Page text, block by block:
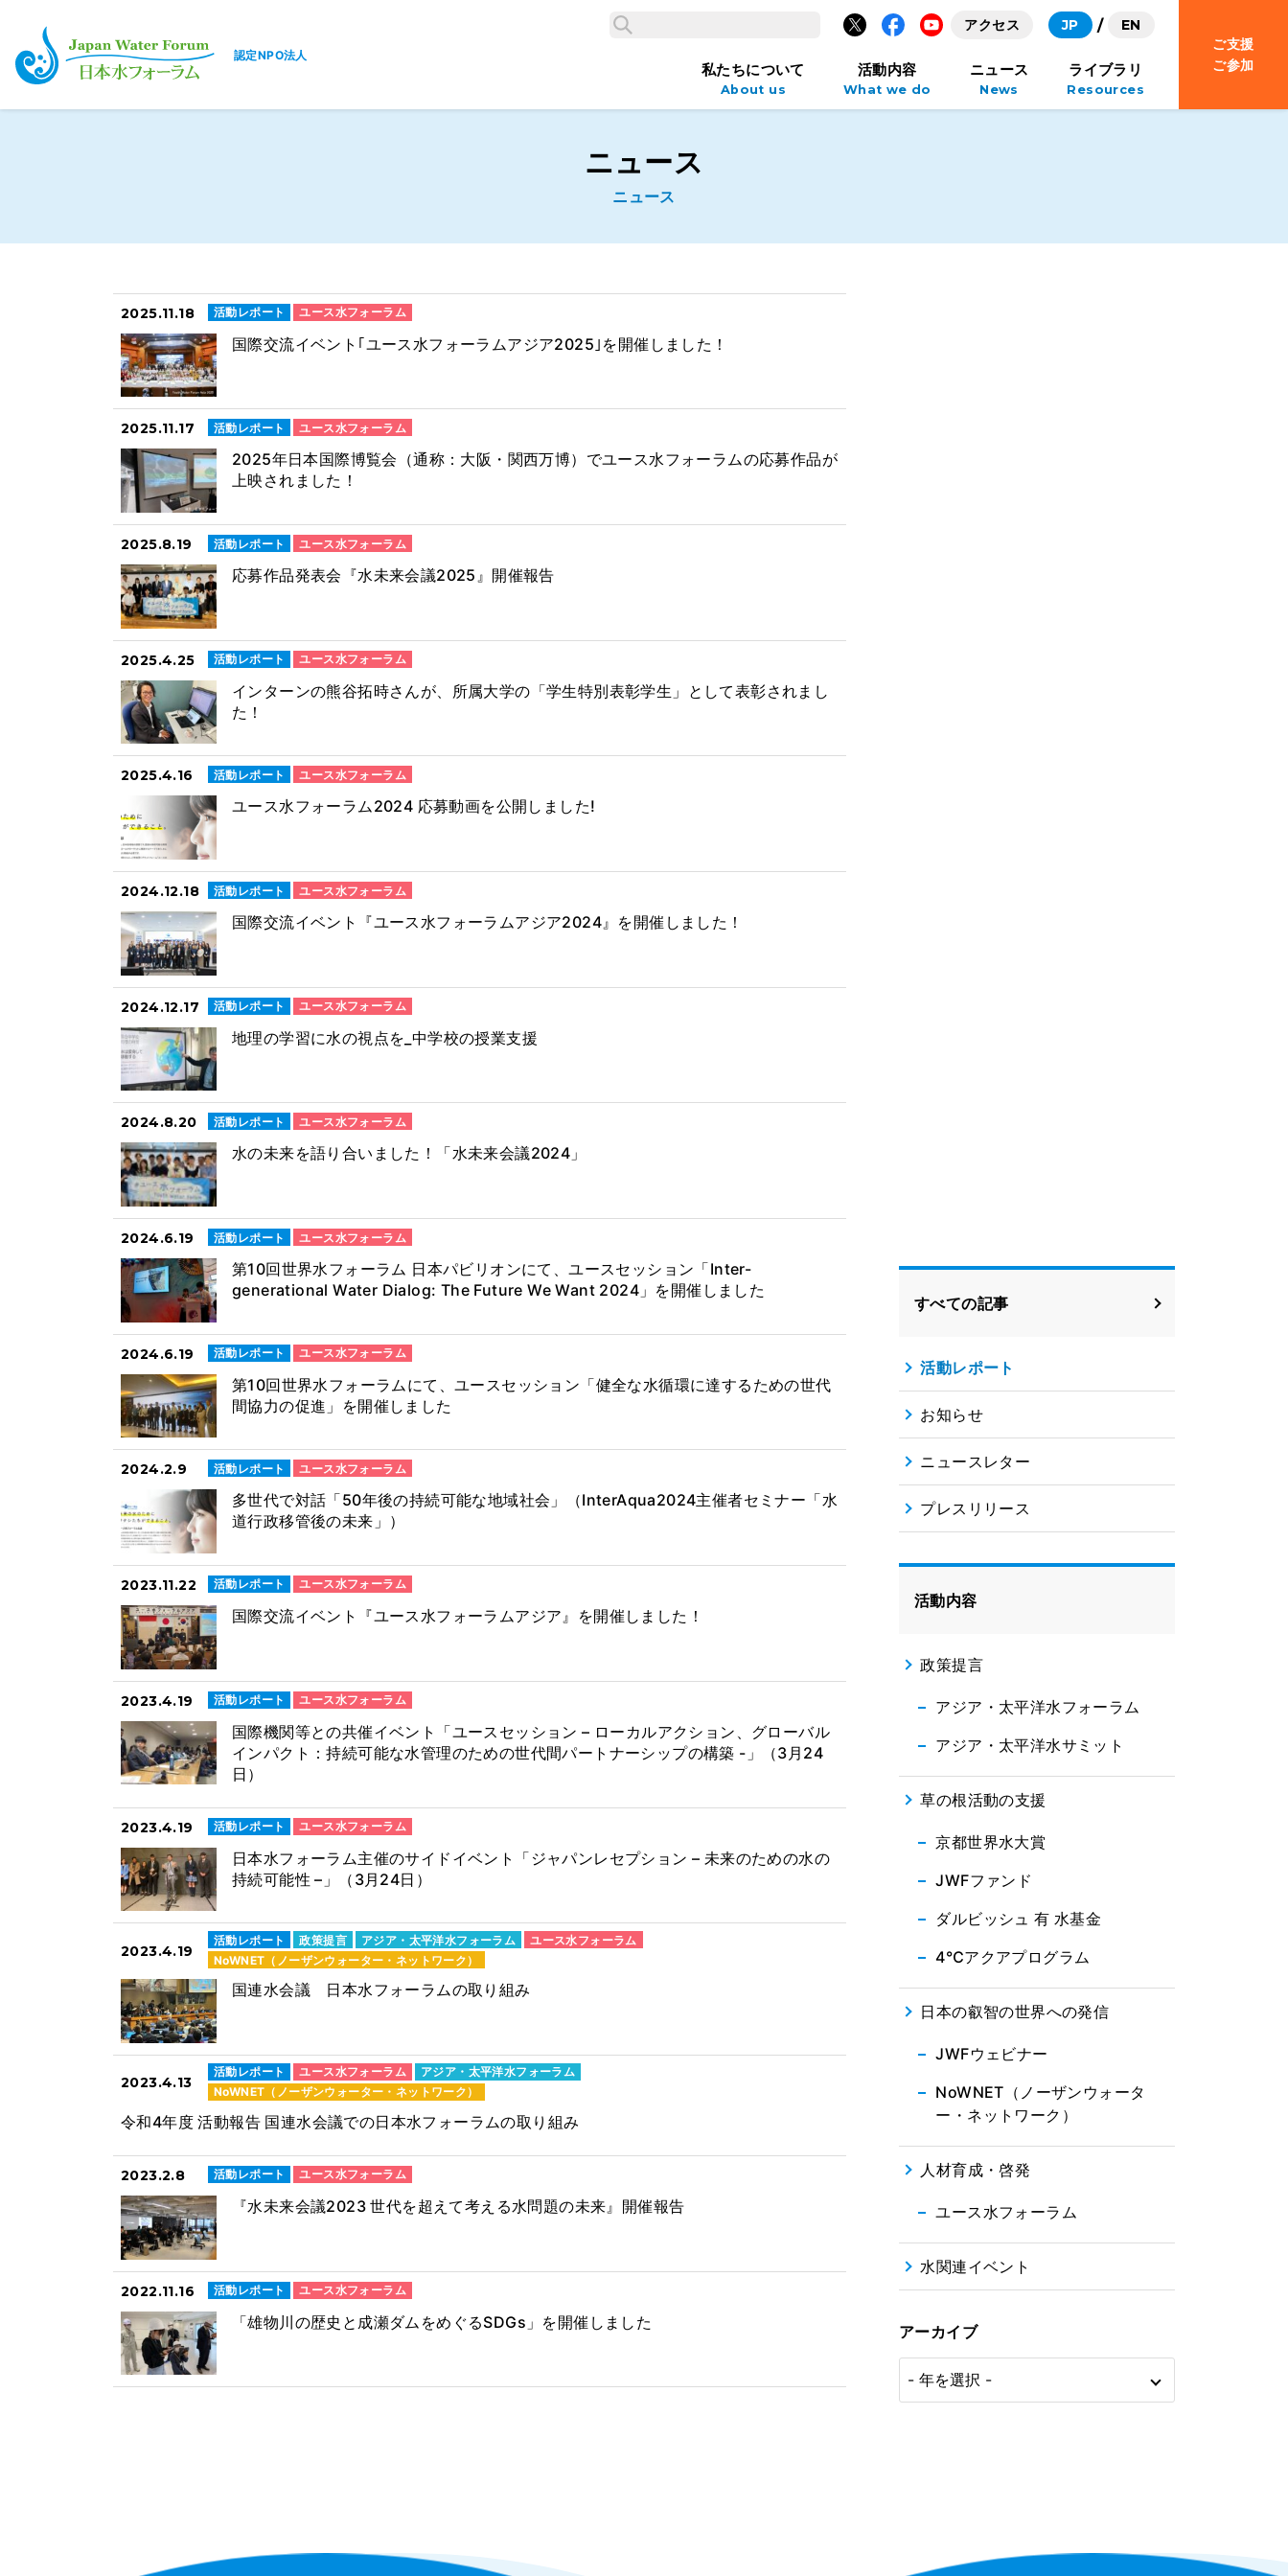
認定NPO法人
検索
アクセス EN
JP
私たちについて
About us
活動内容
What we do
ニュース
News
ライブラリ
Resources
ご支援
ご参加
ニュース
ニュース
2025.11.18 活動レポート ユース水フォーラム
国際交流イベント｢ユース水フォーラムアジア2025｣を開催しました！
2025.11.17 活動レポート ユース水フォーラム
2025年日本国際博覧会（通称：大阪・関西万博）でユース水フォーラムの応募作品が
上映されました！
2025.8.19 活動レポート ユース水フォーラム
応募作品発表会『水未来会議2025』開催報告
2025.4.25 活動レポート ユース水フォーラム
インターンの熊谷拓時さんが、所属大学の「学生特別表彰学生」として表彰されまし
た！
2025.4.16 活動レポート ユース水フォーラム
ユース水フォーラム2024 応募動画を公開しました!
2024.12.18 活動レポート ユース水フォーラム
国際交流イベント『ユース水フォーラムアジア2024』を開催しました！
2024.12.17 活動レポート ユース水フォーラム
地理の学習に水の視点を_中学校の授業支援
2024.8.20 活動レポート ユース水フォーラム
水の未来を語り合いました！「水未来会議2024」
2024.6.19 活動レポート ユース水フォーラム
第10回世界水フォーラム 日本パビリオンにて、ユースセッション「Inter-
generational Water Dialog: The Future We Want 2024」を開催しました
2024.6.19 活動レポート ユース水フォーラム
第10回世界水フォーラムにて、ユースセッション「健全な水循環に達するための世代
間協力の促進」を開催しました
2024.2.9 活動レポート ユース水フォーラム
多世代で対話「50年後の持続可能な地域社会」（InterAqua2024主催者セミナー「水
道行政移管後の未来」）
2023.11.22 活動レポート ユース水フォーラム
国際交流イベント『ユース水フォーラムアジア』を開催しました！
2023.4.19 活動レポート ユース水フォーラム
国際機関等との共催イベント「ユースセッション – ローカルアクション、グローバル
インパクト：持続可能な水管理のための世代間パートナーシップの構築 -」（3月24
日）
2023.4.19 活動レポート ユース水フォーラム
日本水フォーラム主催のサイドイベント「ジャパンレセプション – 未来のための水の
持続可能性 –」（3月24日）
2023.4.19
活動レポート 政策提言 アジア・太平洋水フォーラム
ユース水フォーラム
NoWNET（ノーザンウォーター・ネットワーク）
国連水会議 日本水フォーラムの取り組み
2023.4.13
活動レポート ユース水フォーラム
アジア・太平洋水フォーラム
NoWNET（ノーザンウォーター・ネットワーク）
令和4年度 活動報告 国連水会議での日本水フォーラムの取り組み
2023.2.8 活動レポート ユース水フォーラム
『水未来会議2023 世代を超えて考える水問題の未来』開催報告
2022.11.16 活動レポート ユース水フォーラム
「雄物川の歴史と成瀬ダムをめぐるSDGs」を開催しました
すべての記事
活動レポート
お知らせ
ニュースレター
プレスリリース
活動内容
政策提言
アジア・太平洋水フォーラム
アジア・太平洋水サミット
草の根活動の支援
京都世界水大賞
JWFファンド
ダルビッシュ 有 水基金
4℃アクアプログラム
日本の叡智の世界への発信
JWFウェビナー
NoWNET（ノーザンウォータ
ー・ネットワーク）
人材育成・啓発
ユース水フォーラム
水関連イベント
アーカイブ